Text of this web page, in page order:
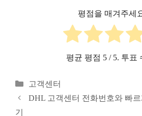
평점을 매겨주세
평균 평점 5 / 5. 투표
카
테
고객센터
DHL 고객센터 전화번호와 빠
기